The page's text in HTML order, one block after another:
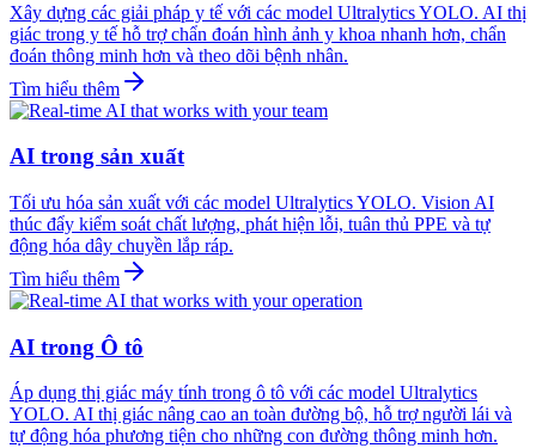
Xây dựng các giải pháp y tế với các model Ultralytics YOLO. AI thị
giác trong y tế hỗ trợ chẩn đoán hình ảnh y khoa nhanh hơn, chẩn
đoán thông minh hơn và theo dõi bệnh nhân.
Tìm hiểu thêm
AI trong sản xuất
Tối ưu hóa sản xuất với các model Ultralytics YOLO. Vision AI
thúc đẩy kiểm soát chất lượng, phát hiện lỗi, tuân thủ PPE và tự
động hóa dây chuyền lắp ráp.
Tìm hiểu thêm
AI trong Ô tô
Áp dụng thị giác máy tính trong ô tô với các model Ultralytics
YOLO. AI thị giác nâng cao an toàn đường bộ, hỗ trợ người lái và
tự động hóa phương tiện cho những con đường thông minh hơn.